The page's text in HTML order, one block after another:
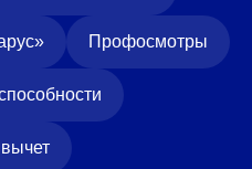
Профосмотры